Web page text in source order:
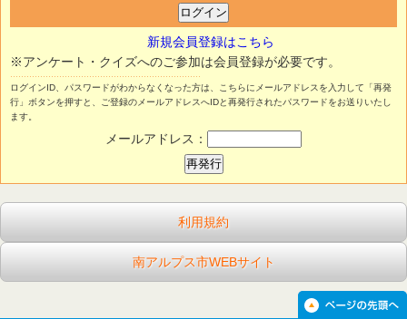
新規会員登録はこちら
※アンケート・クイズへのご参加は会員登録が必要です。
ログインID、パスワードがわからなくなった方は、こちらにメールアドレスを入力して「再発
行」ボタンを押すと、ご登録のメールアドレスへIDと再発行されたパスワードをお送りいたし
ます。
メールアドレス：
利用規約
南アルプス市WEBサイト